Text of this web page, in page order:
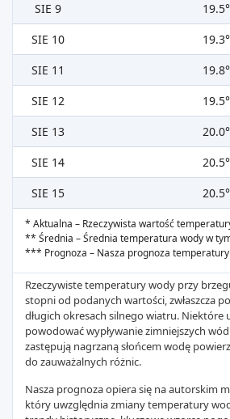
SIE 9
SIE 10
SIE 11
SIE 12
SIE 13
SIE 14
SIE 15
* Aktualna – Rzeczywista wartość
** Średnia – Średnia temperatura wody w
*** Prognoza – Nasza prognoza
Rzeczywiste temperatury wody przy
stopni od podanych wartości, zwłaszcza
długich okresach silnego wiatru. Niektóre
powodować wypływanie zimniejszych
zastępują nagrzaną słońcem wodę
do zauważalnych różnic.
Nasza prognoza opiera się na autorskim
który uwzględnia zmiany temperatury